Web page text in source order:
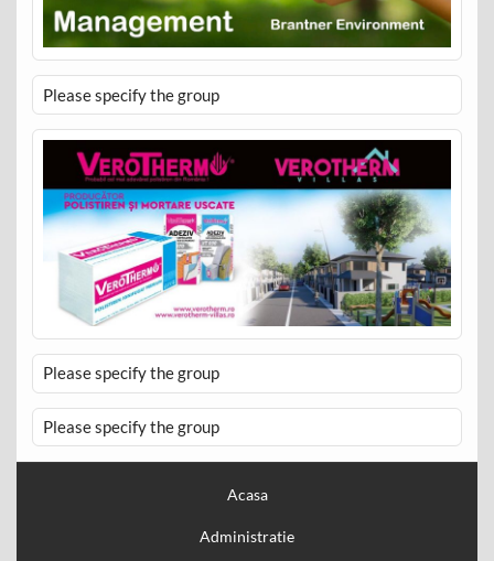
Please specify the group
Please specify the group
Please specify the group
Acasa
Administratie